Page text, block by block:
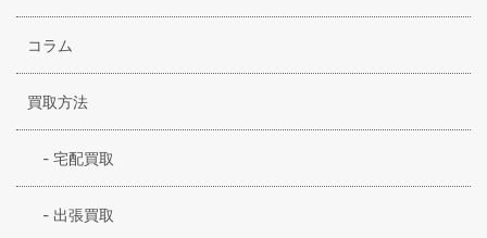
コラム
買取方法
- 宅配買取
- 出張買取